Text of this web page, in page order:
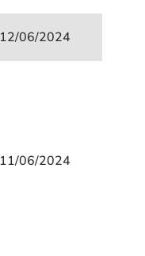
12/06/2024
11/06/2024